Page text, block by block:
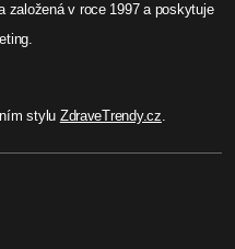
založená v roce 1997 a poskytuje
stylu ZdraveTrendy.cz.